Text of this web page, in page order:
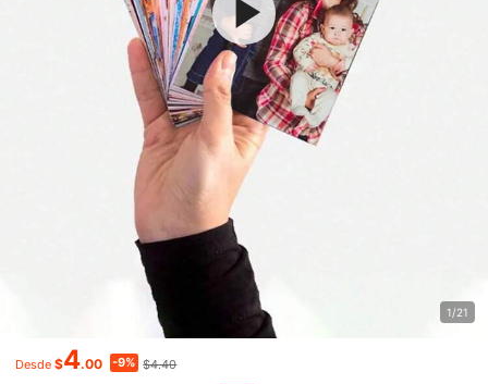
1/21
Desde $4.00 -9% $4.40